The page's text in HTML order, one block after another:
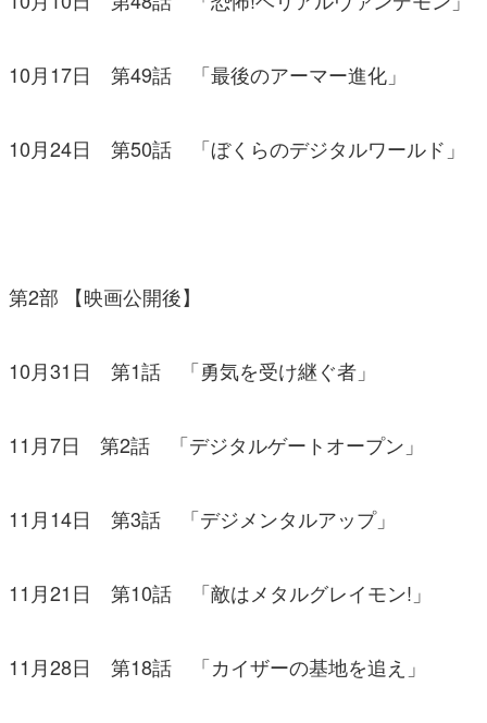
10月17日 第49話 「最後のアーマー進化」
10月24日 第50話 「ぼくらのデジタルワールド」
第2部 【映画公開後】
10月31日 第1話 「勇気を受け継ぐ者」
11月7日 第2話 「デジタルゲートオープン」
11月14日 第3話 「デジメンタルアップ」
11月21日 第10話 「敵はメタルグレイモン!」
11月28日 第18話 「カイザーの基地を追え」